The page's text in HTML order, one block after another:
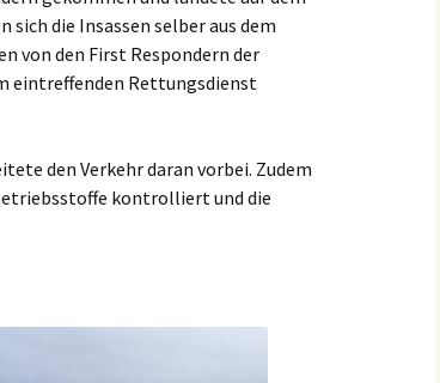
Einsätze 2015
die Insassen selber aus dem
von den First Respondern der
eintreffenden Rettungsdienst
den Verkehr daran vorbei. Zudem
kontrolliert und die